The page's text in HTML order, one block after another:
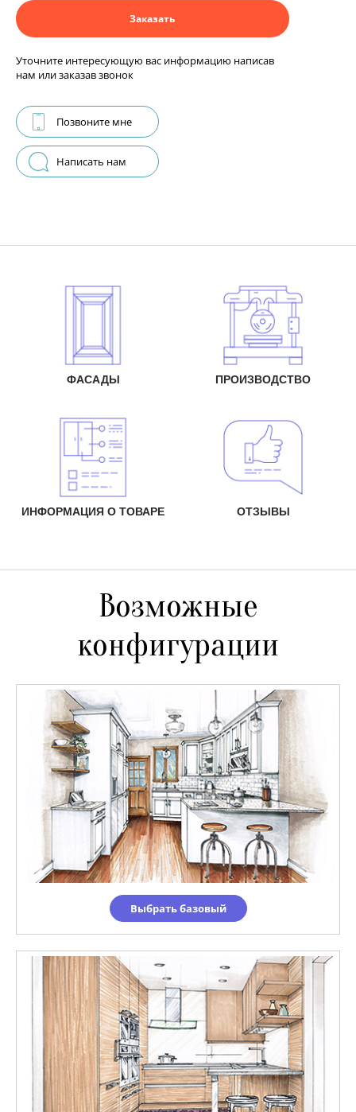
Заказать
Уточните интересующую вас информацию написав
нам или заказав звонок
Позвоните мне
Написать нам
ФАСАДЫ ПРОИЗВОДСТВО
ИНФОРМАЦИЯ О ТОВАРЕ ОТЗЫВЫ
Возможные
конфигурации
Выбрать базовый